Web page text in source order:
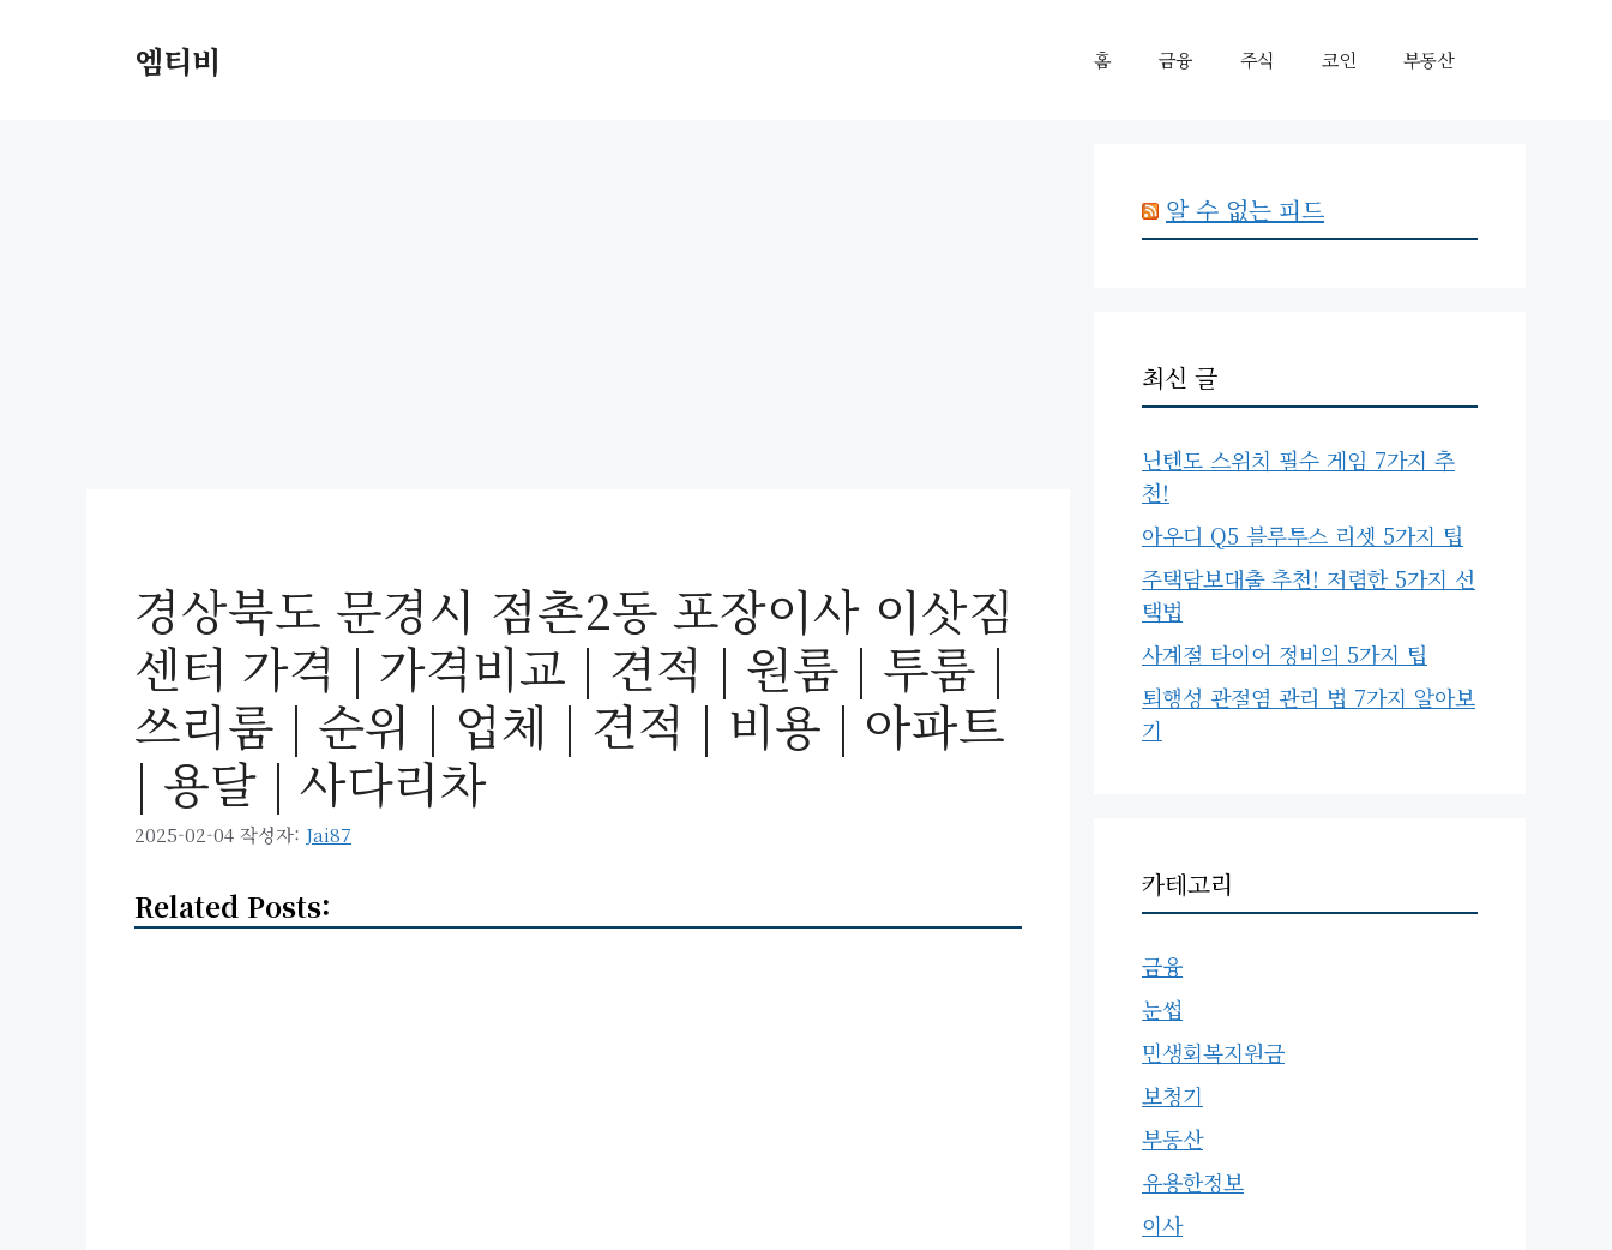
엠티비 홈 금융 주식 코인 부동산
경상북도 문경시 점촌2동 포장이사 이삿짐
센터 가격 | 가격비교 | 견적 | 원룸 | 투룸 |
쓰리룸 | 순위 | 업체 | 견적 | 비용 | 아파트
| 용달 | 사다리차
2025-02-04 작성자: Jai87
Related Posts:
알 수 없는 피드
최신 글
닌텐도 스위치 필수 게임 7가지 추
천!
아우디 Q5 블루투스 리셋 5가지 팁
주택담보대출 추천! 저렴한 5가지 선
택법
사계절 타이어 정비의 5가지 팁
퇴행성 관절염 관리 법 7가지 알아보
기
카테고리
금융
눈썹
민생회복지원금
보청기
부동산
유용한정보
이사